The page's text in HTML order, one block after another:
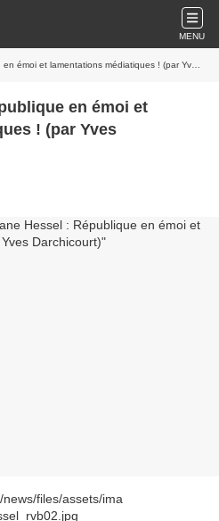
MENU
et lamentations médiatiques ! (par Yves Darchicourt)
en émoi et
! (par Yves